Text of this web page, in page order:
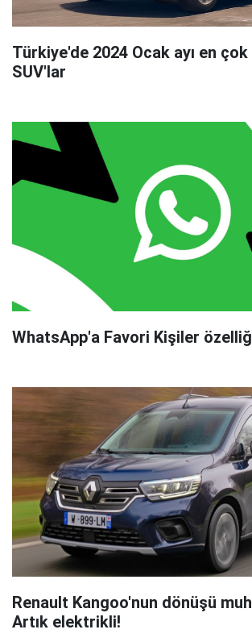
Türkiye'de 2024 Ocak ayı en çok
SUV'lar
WhatsApp'a Favori Kişiler
Renault Kangoo'nun dönüşü
Artık elektrikli!